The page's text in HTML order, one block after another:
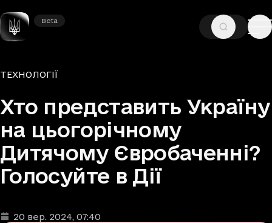
Beta
Beta
ГОЛОВНА —НОВИНИ
Рубрики
ТЕХНОЛОГІЇ
Хто представить Україну
на цьогорічному
Дитячому Євробаченні?
Голосуйте в Дії
Дата та час публікації:
20 вер. 2024, 07:40